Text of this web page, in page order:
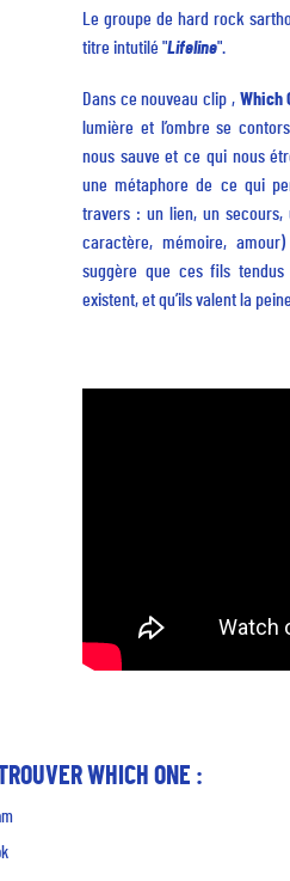
Le groupe de hard rock
titre intutilé "Lifeline".
Dans ce nouveau clip , Which
lumière et l’ombre se
nous sauve et ce qui nous
une métaphore de ce qui
travers : un lien, un
caractère, mémoire,
suggère que ces fils tendus
existent, et qu’ils valent la
WHICH ONE :